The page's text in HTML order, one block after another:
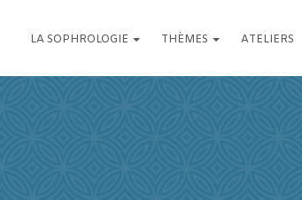
LA SOPHROLOGIE THÈMES ATELIERS